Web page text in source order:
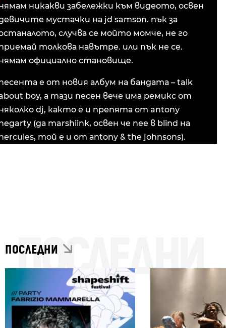
никакви забележки към видеото, освен
мустачки на jd samson. пък за
случва се мойто момче, не го
толкова навътре. или пък не се.
официално становище.
е от новия албум на бандата – talk
boy, а тази песен вече има ремикс от
dj, както е и препята от antony
(да marshiink, освен че пее в blind на
той e и от аntony & the johnsons).
ПОСЛЕДНИ
ПОСЛЕДНИ